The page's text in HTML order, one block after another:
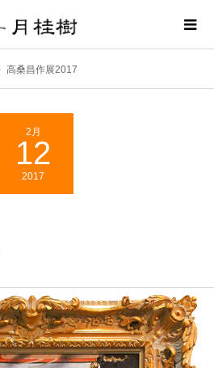
高桑昌作展2017
2月
12
2017